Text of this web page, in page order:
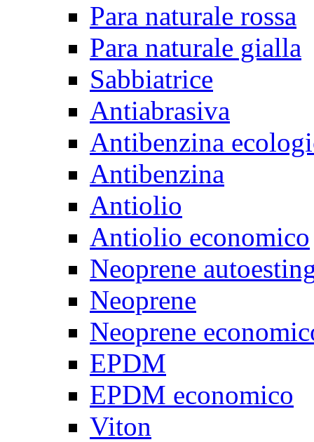
Para naturale rossa
Para naturale gialla
Sabbiatrice
Antiabrasiva
Antibenzina
Antibenzina
Antiolio
Antiolio economico
Neoprene
Neoprene
Neoprene
EPDM
EPDM economico
Viton